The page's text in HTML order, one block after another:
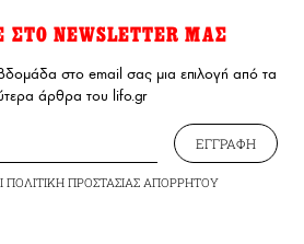
ΣΤΟ NEWSLETTER ΜΑΣ
στο email σας μια επιλογή από τα
άρθρα του lifo.gr
ΕΓΓΡΑΦΗ
ΠΟΛΙΤΙΚΗ ΠΡΟΣΤΑΣΙΑΣ ΑΠΟΡΡΗΤΟΥ